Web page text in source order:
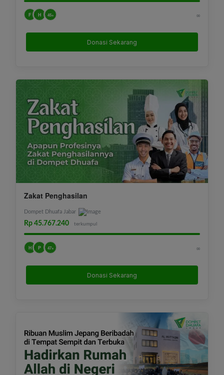
F H 45+ ∞
Donasi Sekarang
Zakat Penghasilan
Dompet Dhuafa Jabar
Rp 45.767.240 terkumpul
H P 47+ ∞
Donasi Sekarang